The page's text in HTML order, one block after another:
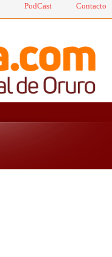
PodCast Contacto